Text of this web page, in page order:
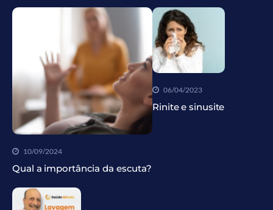
10/09/2024
Qual a importância da escuta?
06/04/2023
Rinite e sinusite